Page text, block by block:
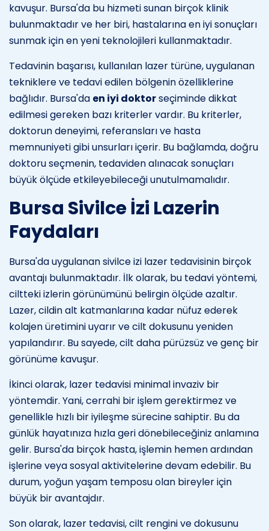
kavuşur. Bursa'da bu hizmeti sunan birçok klinik
bulunmaktadır ve her biri, hastalarına en iyi sonuçları
sunmak için en yeni teknolojileri kullanmaktadır.
Tedavinin başarısı, kullanılan lazer türüne, uygulanan
tekniklere ve tedavi edilen bölgenin özelliklerine
bağlıdır. Bursa'da en iyi doktorseçiminde dikkat
edilmesi gereken bazı kriterler vardır. Bu kriterler,
doktorun deneyimi, referansları ve hasta
memnuniyeti gibi unsurları içerir. Bu bağlamda, doğru
doktoru seçmenin, tedaviden alınacak sonuçları
büyük ölçüde etkileyebileceği unutulmamalıdır.
Bursa Sivilce İzi Lazerin
Faydaları
Bursa'da uygulanan sivilce izi lazer tedavisinin birçok
avantajı bulunmaktadır. İlk olarak, bu tedavi yöntemi,
ciltteki izlerin görünümünü belirgin ölçüde azaltır.
Lazer, cildin alt katmanlarına kadar nüfuz ederek
kolajen üretimini uyarır ve cilt dokusunu yeniden
yapılandırır. Bu sayede, cilt daha pürüzsüz ve genç bir
görünüme kavuşur.
İkinci olarak, lazer tedavisi minimal invaziv bir
yöntemdir. Yani, cerrahi bir işlem gerektirmez ve
genellikle hızlı bir iyileşme sürecine sahiptir. Bu da
günlük hayatınıza hızla geri dönebileceğiniz anlamına
gelir. Bursa'da birçok hasta, işlemin hemen ardından
işlerine veya sosyal aktivitelerine devam edebilir. Bu
durum, yoğun yaşam temposu olan bireyler için
büyük bir avantajdır.
Son olarak, lazer tedavisi, cilt rengini ve dokusunu